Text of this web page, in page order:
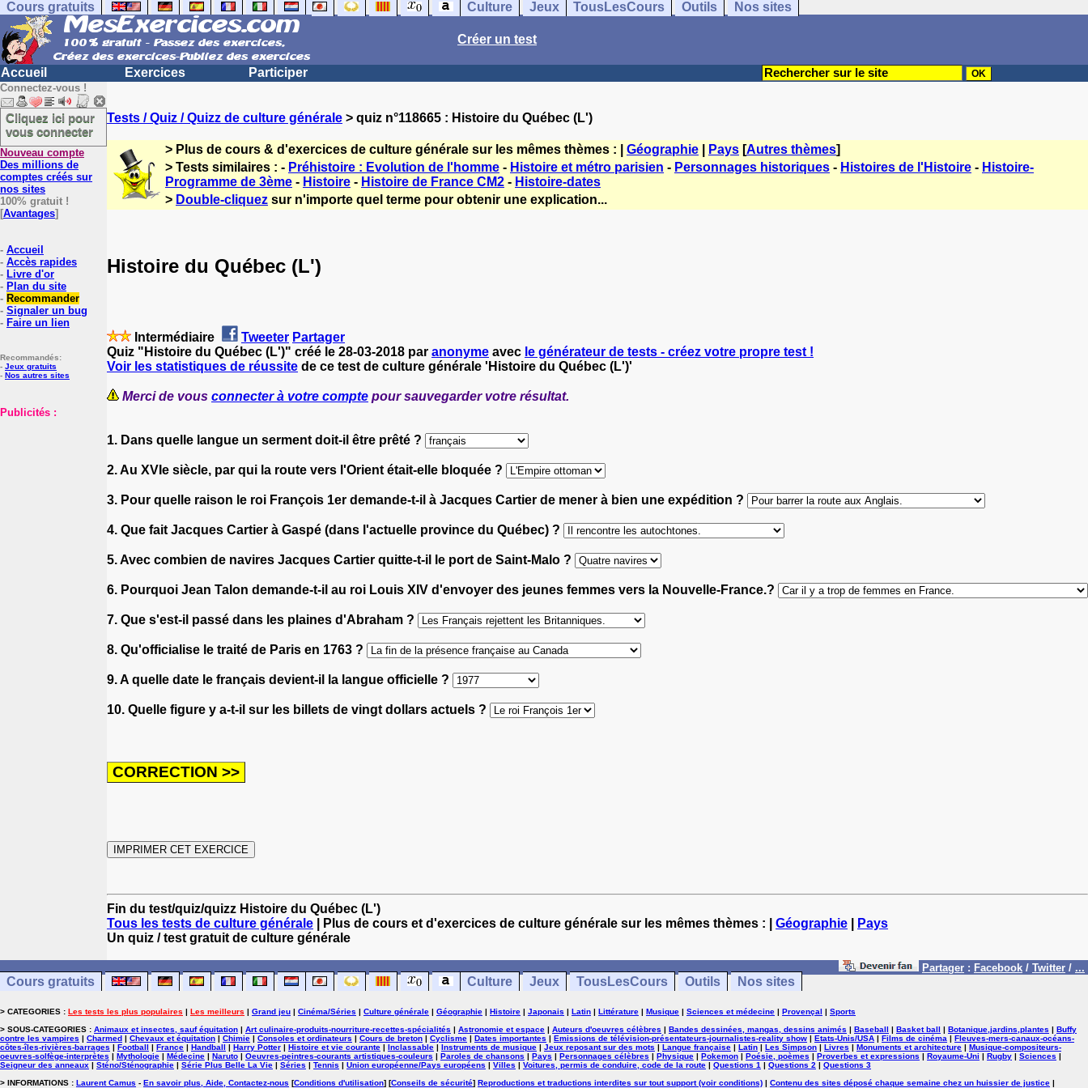
Cours gratuits Culture Jeux TousLesCours Outils Nos sites
Créer un test
Accueil Exercices Participer
Connectez-vous !
Cliquez ici pour
vous connecter
Nouveau compte
Des millions de
comptes créés sur
nos sites
100% gratuit !
[Avantages]
- Accueil
- Accès rapides
- Livre d'or
- Plan du site
- Recommander
- Signaler un bug
- Faire un lien
Recommandés:
- Jeux gratuits
- Nos autres sites
Publicités :
Tests / Quiz / Quizz de culture générale > quiz n°118665 : Histoire du Québec (L')
> Plus de cours & d'exercices de culture générale sur les mêmes thèmes : | Géographie Pays [Autres thèmes]
> Tests similaires : - Préhistoire : Evolution de l'homme - Histoire et métro parisien - Personnages historiques - Histoires de l'Histoire - Histoire-
Programme de 3ème - Histoire - Histoire de France CM2 - Histoire-dates
> Double-cliquez sur n'importe quel terme pour obtenir une explication...
Histoire du Québec (L')
Intermédiaire Tweeter Partager
Quiz "Histoire du Québec (L')" créé le 28-03-2018 par anonyme avec le générateur de tests - créez votre propre test !
Voir les statistiques de réussite de ce test de culture générale 'Histoire du Québec (L')'
Merci de vous connecter à votre compte pour sauvegarder votre résultat.
1. Dans quelle langue un serment doit-il être prêté ?
2. Au XVIe siècle, par qui la route vers l'Orient était-elle bloquée ?
3. Pour quelle raison le roi François 1er demande-t-il à Jacques Cartier de mener à bien une expédition ?
4. Que fait Jacques Cartier à Gaspé (dans l'actuelle province du Québec) ?
5. Avec combien de navires Jacques Cartier quitte-t-il le port de Saint-Malo ?
6. Pourquoi Jean Talon demande-t-il au roi Louis XIV d'envoyer des jeunes femmes vers la Nouvelle-France.?
7. Que s'est-il passé dans les plaines d'Abraham ?
8. Qu'officialise le traité de Paris en 1763 ?
9. A quelle date le français devient-il la langue officielle ?
10. Quelle figure y a-t-il sur les billets de vingt dollars actuels ?
Fin du test/quiz/quizz Histoire du Québec (L')
Tous les tests de culture générale | Plus de cours et d'exercices de culture générale sur les mêmes thèmes : | Géographie
Pays
Un quiz / test gratuit de culture générale
Partager : Facebook / Twitter / ...
Cours gratuits Culture Jeux TousLesCours Outils Nos sites
> CATEGORIES : Les tests les plus populaires | Les meilleurs | Grand jeu | Cinéma/Séries | Culture générale | Géographie | Histoire | Japonais | Latin | Littérature | Musique | Sciences et médecine | Provençal | Sports
> SOUS-CATEGORIES : Animaux et insectes, sauf équitation | Art culinaire-produits-nourriture-recettes-spécialités | Astronomie et espace | Auteurs d'oeuvres célèbres | Bandes dessinées, mangas, dessins animés | Baseball | Basket ball | Botanique,jardins,plantes | Buffy
contre les vampires | Charmed | Chevaux et équitation | Chimie | Consoles et ordinateurs | Cours de breton | Cyclisme | Dates importantes | Emissions de télévision-présentateurs-journalistes-reality show | Etats-Unis/USA | Films de cinéma | Fleuves-mers-canaux-océans-
côtes-îles-rivières-barrages | Football | France | Handball | Harry Potter | Histoire et vie courante | Inclassable | Instruments de musique | Jeux reposant sur des mots | Langue française | Latin | Les Simpson | Livres | Monuments et architecture | Musique-compositeurs-
oeuvres-solfège-interprètes | Mythologie | Médecine | Naruto | Oeuvres-peintres-courants artistiques-couleurs | Paroles de chansons | Pays | Personnages célèbres | Physique | Pokemon | Poésie, poèmes | Proverbes et expressions | Royaume-Uni | Rugby | Sciences |
Seigneur des anneaux | Sténo/Sténographie | Série Plus Belle La Vie | Séries | Tennis | Union européenne/Pays européens | Villes | Voitures, permis de conduire, code de la route | Questions 1 | Questions 2 | Questions 3
> INFORMATIONS : Laurent Camus - En savoir plus, Aide, Contactez-nous [Conditions d'utilisation] [Conseils de sécurité] Reproductions et traductions interdites sur tout support (voir conditions) | Contenu des sites déposé chaque semaine chez un huissier de justice |